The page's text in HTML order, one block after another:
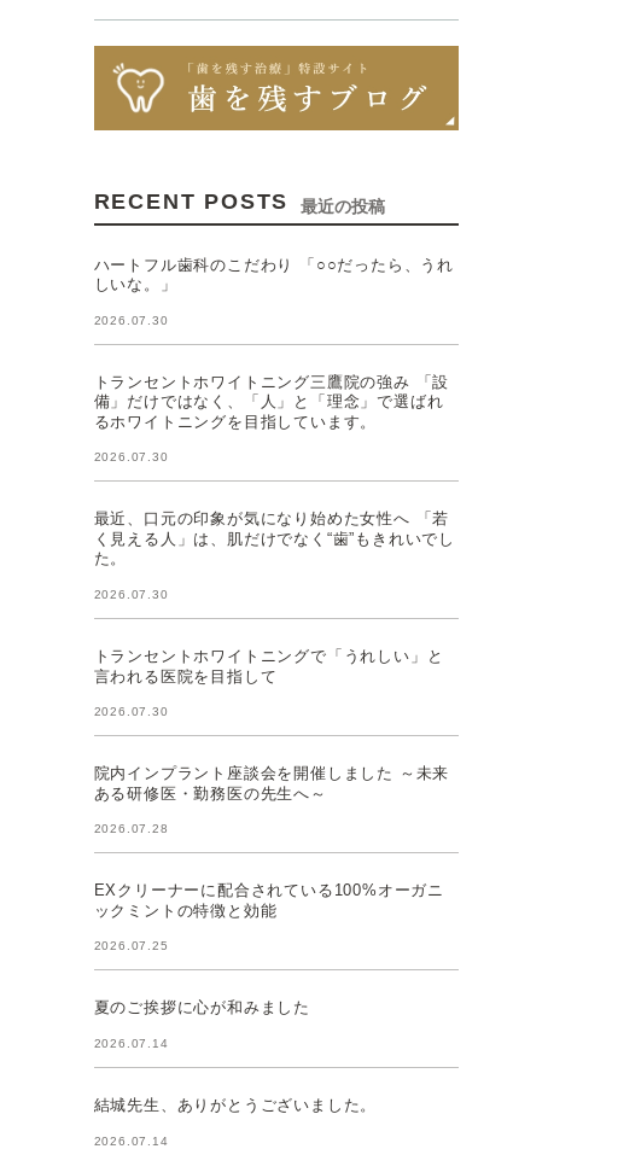
RECENT POSTS 最近の投稿
ハートフル歯科のこだわり 「○○だったら、うれ
しいな。」
2026.07.30
トランセントホワイトニング三鷹院の強み 「設
備」だけではなく、「人」と「理念」で選ばれ
るホワイトニングを目指しています。
2026.07.30
最近、口元の印象が気になり始めた女性へ 「若
く見える人」は、肌だけでなく“歯”もきれいでし
た。
2026.07.30
トランセントホワイトニングで「うれしい」と
言われる医院を目指して
2026.07.30
院内インプラント座談会を開催しました ～未来
ある研修医・勤務医の先生へ～
2026.07.28
EXクリーナーに配合されている100%オーガニ
ックミントの特徴と効能
2026.07.25
夏のご挨拶に心が和みました
2026.07.14
結城先生、ありがとうございました。
2026.07.14